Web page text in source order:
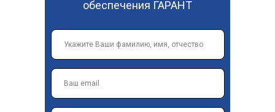
обеспечения ГАРАНТ